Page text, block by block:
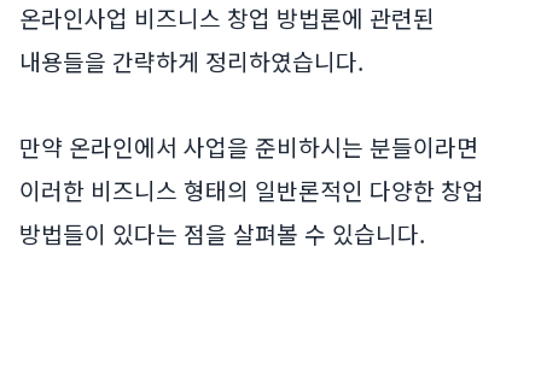
온라인사업 비즈니스 창업 방법론에 관련된
내용들을 간략하게 정리하였습니다.
만약 온라인에서 사업을 준비하시는 분들이라면
이러한 비즈니스 형태의 일반론적인 다양한 창업
방법들이 있다는 점을 살펴볼 수 있습니다.